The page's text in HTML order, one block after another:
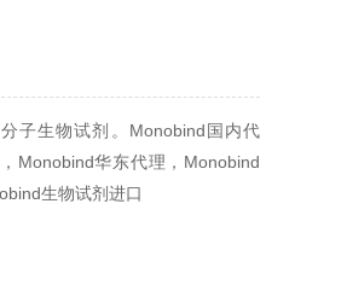
子生物试剂。Monobind国内代
Monobind华东代理，Monobind
生物试剂进口